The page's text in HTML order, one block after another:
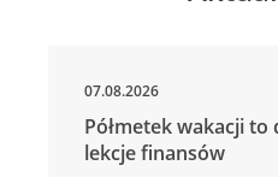
07.08.2026
Półmetek wakacji
lekcje finansów